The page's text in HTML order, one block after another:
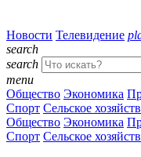
Новости Телевидение
search
search
menu
Общество Экономика
Спорт Сельское
Общество Экономика
Спорт Сельское